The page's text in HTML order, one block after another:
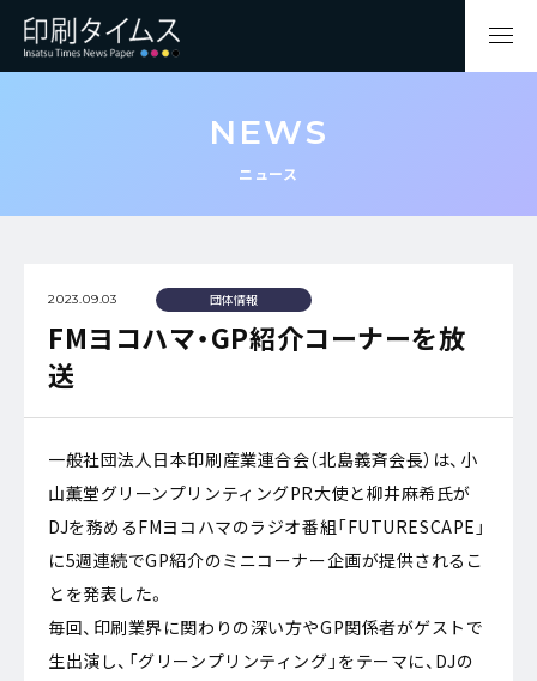
NEWS
ニュース
2023.09.03 団体情報
FMヨコハマ・GP紹介コーナーを放
送
一般社団法人日本印刷産業連合会（北島義斉会長）は、小
山薫堂グリーンプリンティングPR大使と柳井麻希氏が
DJを務めるFMヨコハマのラジオ番組「FUTURESCAPE」
に5週連続でGP紹介のミニコーナー企画が提供されるこ
とを発表した。
毎回、印刷業界に関わりの深い方やGP関係者がゲストで
生出演し、「グリーンプリンティング」をテーマに、DJの